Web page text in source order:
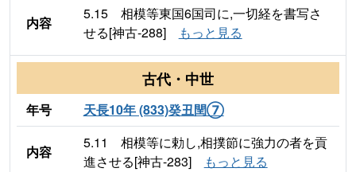
内容
5.15 相模等東国6国司に,一切経を書写さ
せる[神古-288]
もっと見る
古代・中世
年号 天長10年 (833)癸丑閏⑦
内容
5.11 相模等に勅し,相撲節に強力の者を貢
進させる[神古-283]
もっと見る